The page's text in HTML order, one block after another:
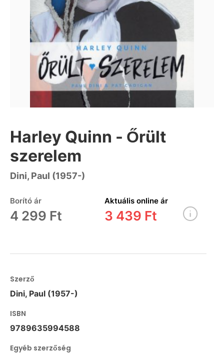
Harley Quinn - Őrült
szerelem
Dini, Paul (1957-)
Borító ár
4 299 Ft
Aktuális online ár
3 439 Ft
Szerző
Dini, Paul (1957-)
ISBN
9789635994588
Egyéb szerzőség